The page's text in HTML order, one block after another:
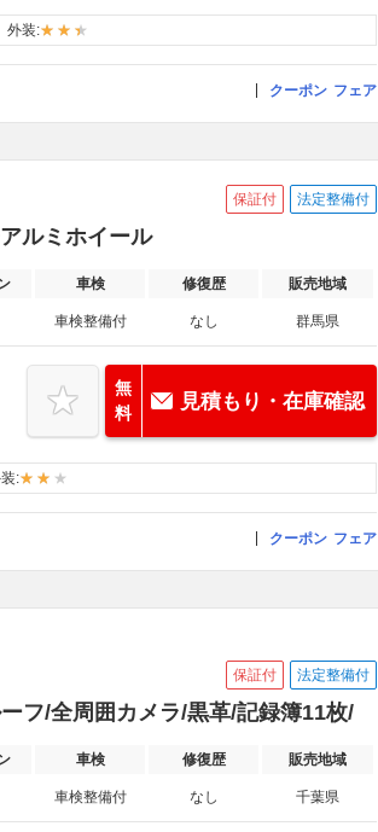
外装:
クーポン フェア
保証付 法定整備付
ルミホイール
車検 修復歴 販売地域
車検整備付 なし 群馬県
無
料
見積もり・在庫確認
:
クーポン フェア
保証付 法定整備付
フ/全周囲カメラ/黒革/記録簿11枚/
車検 修復歴 販売地域
車検整備付 なし 千葉県